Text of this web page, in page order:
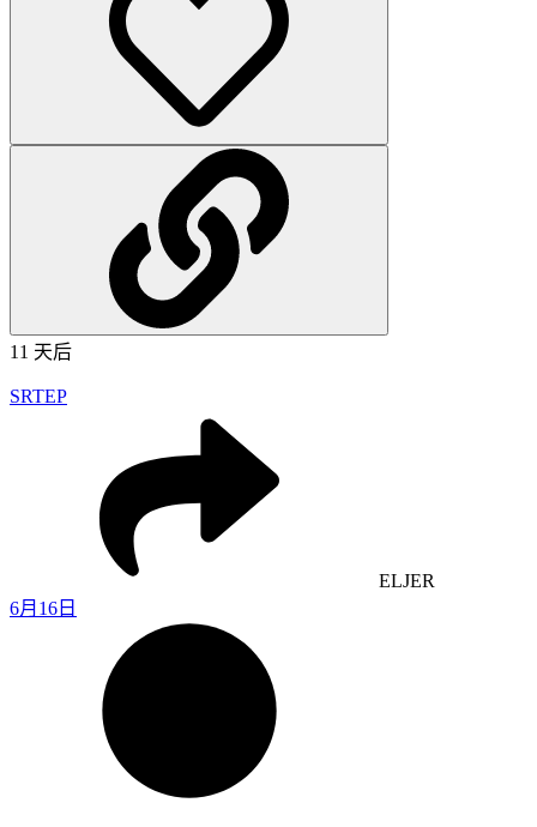
11 天后
SRTEP
ELJER
6月16日